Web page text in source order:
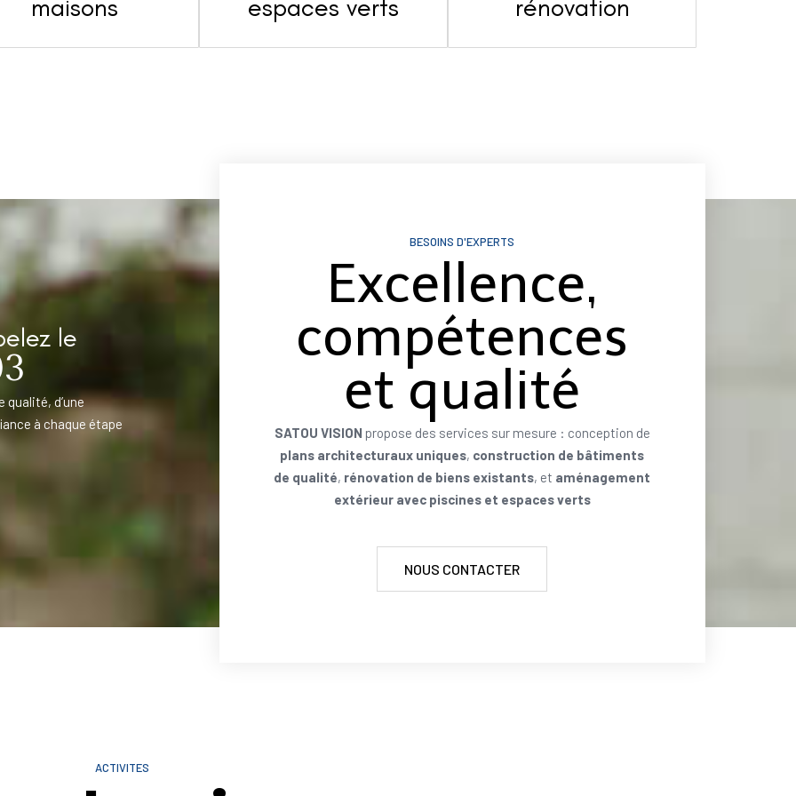
maisons espaces verts rénovation
le
qualité, d’une
à chaque étape
BESOINS D'EXPERTS
Excellence,
compétences
et qualité
SATOU VISION propose des services sur mesure : conception de
plans architecturaux uniques, construction de bâtiments
de qualité, rénovation de biens existants, et aménagement
extérieur avec piscines et espaces verts
NOUS CONTACTER
ACTIVITES